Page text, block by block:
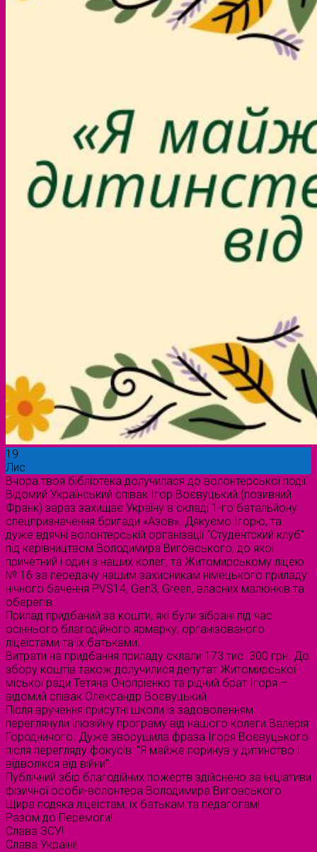
19
Лис
Вчора твоя бібліотека долучилася до волонтерської події.
Відомий Український співак Ігор Воєвуцький (позивний
Франк) зараз захищає Україну в складі 1-го батальйону
спецпризначення бригади «Азов». Дякуємо Ігорю, та
дуже вдячні волонтерській організації “Студентский клуб”
під керівництвом Володимира Виговського, до якої
причетний і один з наших колег, та Житомирському ліцею
№ 16 за передачу нашим захисникам німецького приладу
нічного бачення PVS14, Gen3, Green, власних малюнків та
оберегів.
Прилад придбаний за кошти, які були зібрані під час
осіннього благодійного ярмарку, організованого
ліцеїстами та їх батьками.
Витрати на придбання приладу склали 173 тис. 300 грн. До
збору коштів також долучилися депутат Житомирської
міської ради Тетяна Онопрієнко та рідний брат Ігоря –
відомий співак Олександр Воєвуцький.
Після вручення присутні школи із задоволенням
переглянули ілюзійну програму від нашого колеги Валерія
Городничого. Дуже зворушила фраза Ігоря Воєвуцького
після перегляду фокусів: “Я майже поринув у дитинство і
відволікся від війни”.
Публічний збір благодійних пожертв здійснено за ініціативи
фізичної особи-волонтера Володимира Виговського.
Щира подяка ліцеїстам, їх батькам та педагогам!
Разом до Перемоги!
Слава ЗСУ!
Слава Україні!